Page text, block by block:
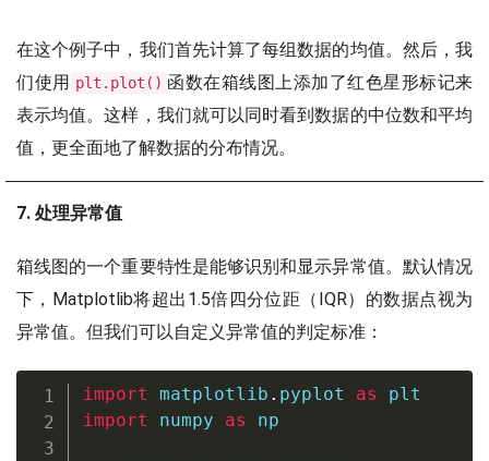
在这个例子中，我们首先计算了每组数据的均值。然后，我
们使用 plt.plot() 函数在箱线图上添加了红色星形标记来
表示均值。这样，我们就可以同时看到数据的中位数和平均
值，更全面地了解数据的分布情况。
7. 处理异常值
箱线图的一个重要特性是能够识别和显示异常值。默认情况
下，Matplotlib将超出1.5倍四分位距（IQR）的数据点视为
异常值。但我们可以自定义异常值的判定标准：
import matplotlib . pyplot as
import numpy as np